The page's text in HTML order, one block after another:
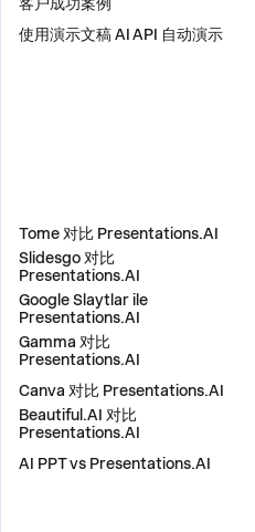
使用演示文稿 AI API 自动演示
Tome 对比 Presentations.AI
Slidesgo 对比
Presentations.AI
Google Slaytlar ile
Presentations.AI
Gamma 对比
Presentations.AI
Canva 对比 Presentations.AI
Beautiful.AI 对比
Presentations.AI
AI PPT vs Presentations.AI